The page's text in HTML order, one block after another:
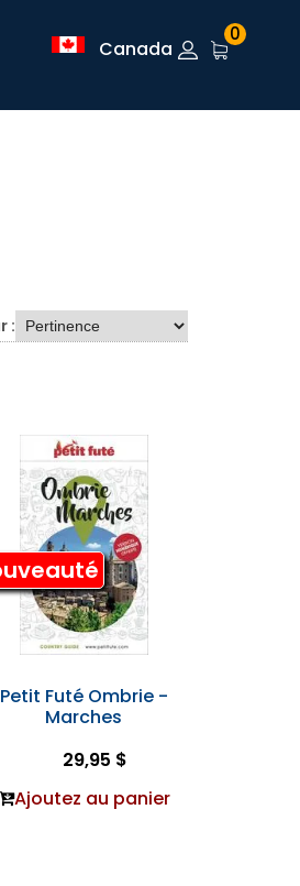
Canada
0
:
Petit Futé Ombrie -
Marches
29,95 $
Ajoutez au panier